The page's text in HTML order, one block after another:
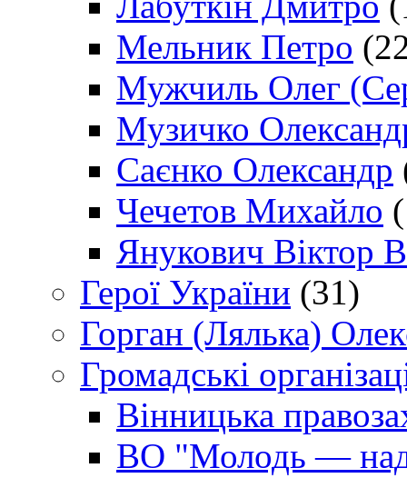
Мельник Петро
Мужчиль Олег
Музичко
Саєнко Олександр
Чечетов Михайло
Янукович Віктор
Герої України (31)
Горган (Лялька)
Громадські
Вінницька
ВО "Молодь —